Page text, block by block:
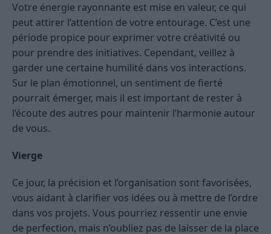
Votre énergie rayonnante est mise en valeur, ce qui
peut attirer l’attention de votre entourage. C’est une
période propice pour exprimer votre créativité ou
pour prendre des initiatives. Cependant, veillez à
garder une certaine humilité dans vos interactions.
Sur le plan émotionnel, un sentiment de fierté
pourrait émerger, mais il est important de rester à
l’écoute des autres pour maintenir l’harmonie autour
de vous.
Vierge
Ce jour, la précision et l’organisation sont favorisées,
vous aidant à clarifier vos idées ou à mettre de l’ordre
dans vos projets. Vous pourriez ressentir une envie
de perfection, mais n’oubliez pas de laisser de la place